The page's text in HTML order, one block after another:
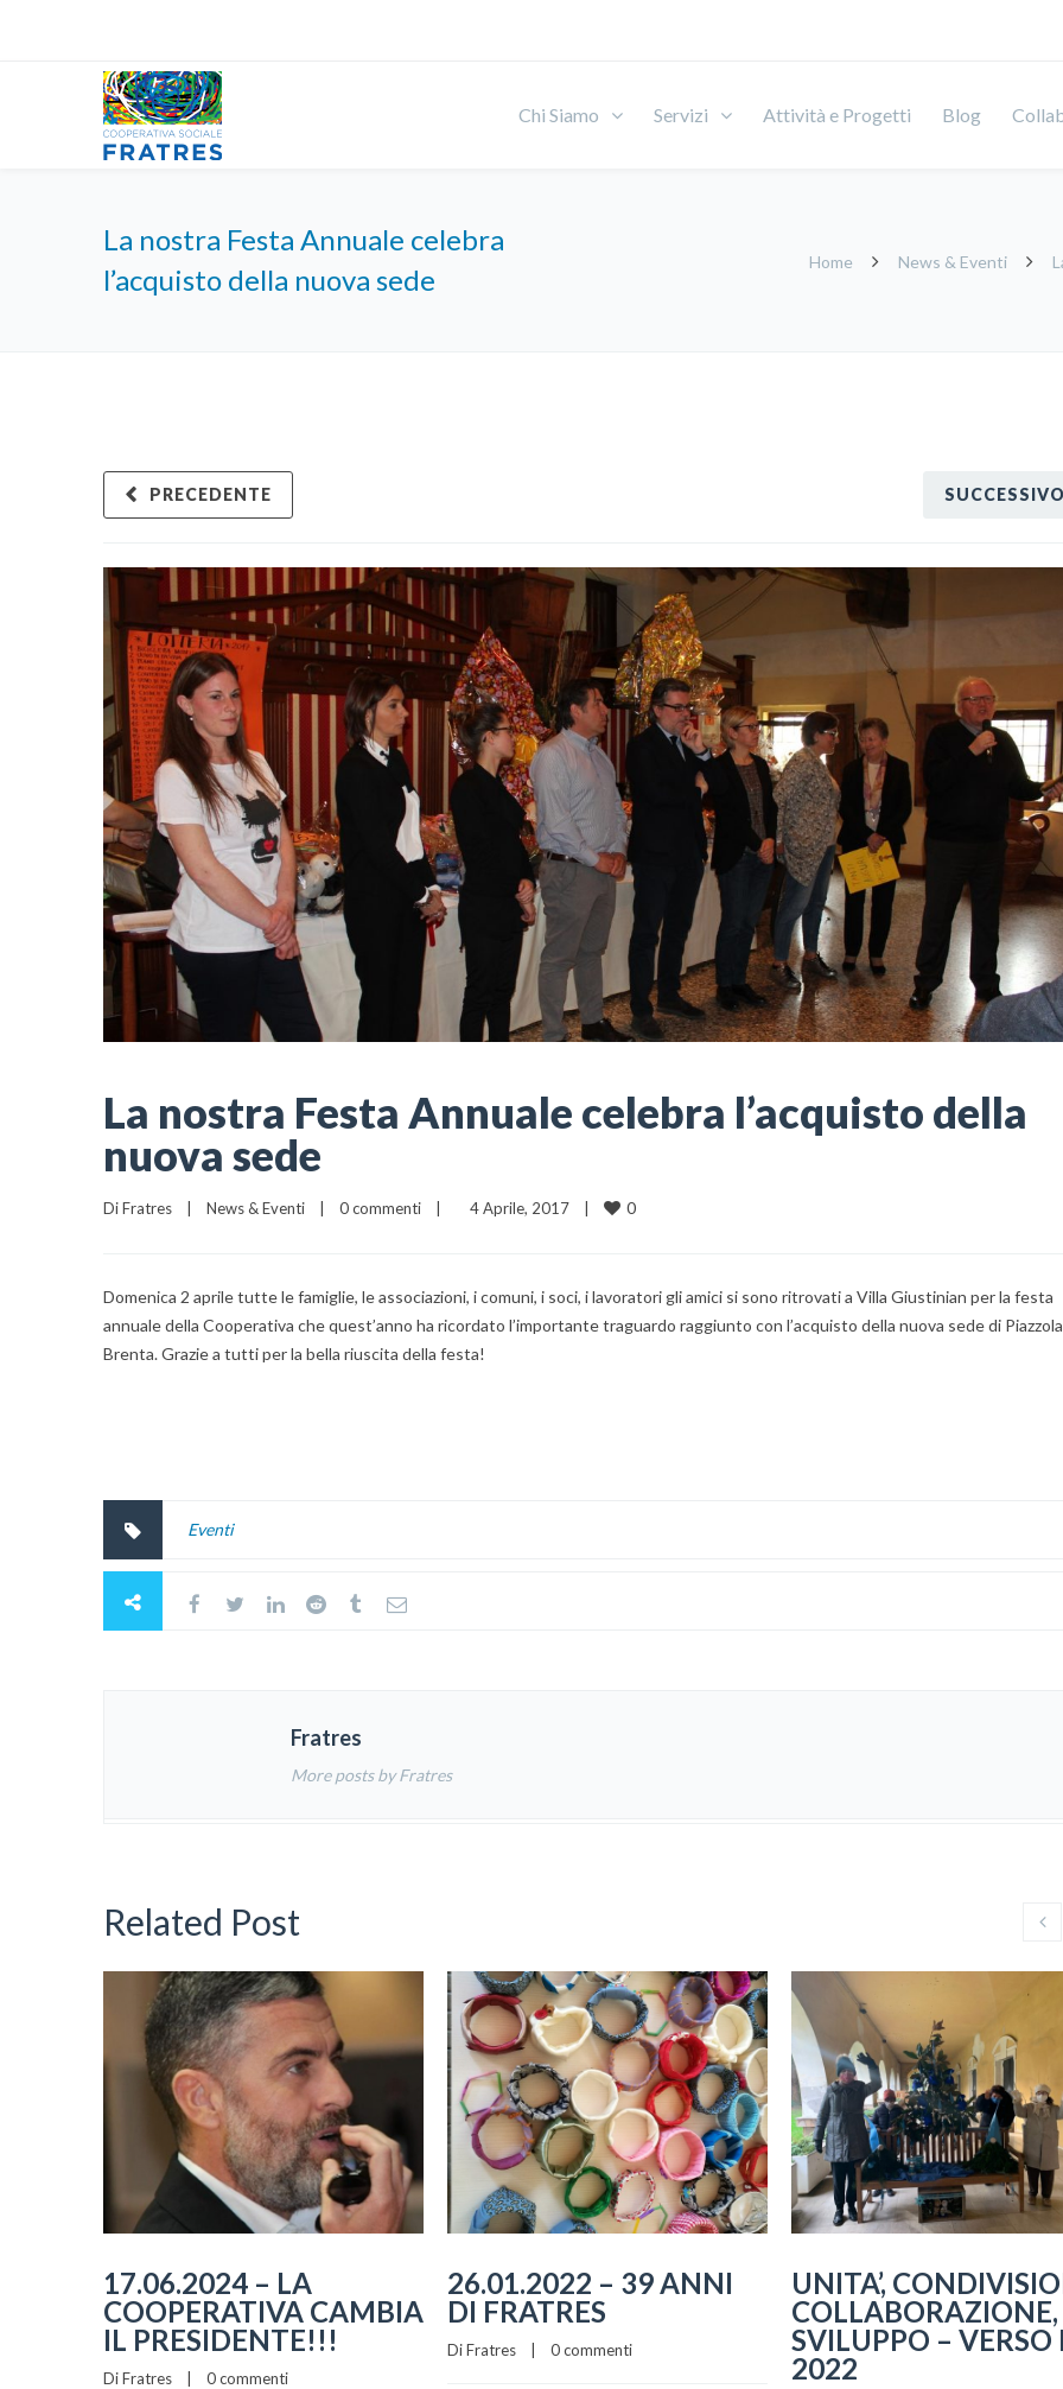
Chi Siamo Servizi Attività e Progetti Blog
La nostra Festa Annuale celebra
l’acquisto della nuova sede
Home News & Eventi
SUCCESSIVO
PRECEDENTE
La nostra Festa Annuale celebra l’acquisto della
nuova sede
Di Fratres News & Eventi 0 commenti
    4 Aprile, 2017
0
Domenica 2 aprile tutte le famiglie, le associazioni, i comuni, i soci, i lavoratori gli amici si sono ritrovati a Villa Giustinian per la festa
annuale della Cooperativa che quest’anno ha ricordato l’importante traguardo raggiunto con l’acquisto della nuova sede di
Brenta. Grazie a tutti per la bella riuscita della festa!
Eventi
Fratres
More posts by Fratres
Related Post
17.06.2024 – LA
COOPERATIVA CAMBIA
IL PRESIDENTE!!!
Di Fratres 0 commenti
26.01.2022 – 39 ANNI
DI FRATRES
Di Fratres 0 commenti
UNITA’,
COLLABORAZIONE,
SVILUPPO – VERSO
2022